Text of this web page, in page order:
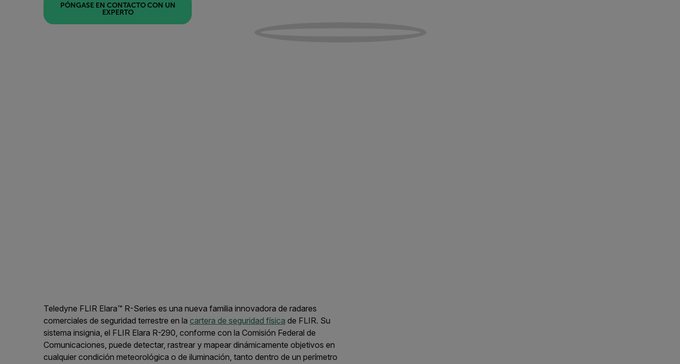
PÓNGASE EN CONTACTO CON UN
EXPERTO
Teledyne FLIR Elara™ R-Series es una nueva familia innovadora de radares
comerciales de seguridad terrestre en la cartera de seguridad física de FLIR. Su
sistema insignia, el FLIR Elara R-290, conforme con la Comisión Federal de
Comunicaciones, puede detectar, rastrear y mapear dinámicamente objetivos en
cualquier condición meteorológica o de iluminación, tanto dentro de un perímetro